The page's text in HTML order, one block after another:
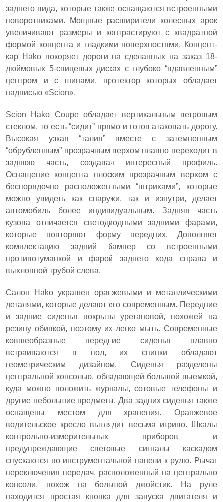
заднего вида, которые также оснащаются встроенными
поворотниками. Мощные расширители колесных арок
увеличивают размеры и контрастируют с квадратной
формой концепта и гладкими поверхностями. Концепт-
кар Hako покоряет дороги на сделанных на заказ 18-
дюймовых 5-спицевых дисках с глубоко “вдавленным”
центром и с шинами, протектор которых обладает
надписью «Scion».
Scion Hako Coupe обладает вертикальным ветровым
стеклом, то есть “сидит” прямо и готов атаковать дорогу.
Высокая узкая “талия” вместе с затемненным
“обрубленным” прозрачным верхом плавно переходит в
заднюю часть, создавая интересный профиль.
Оснащение концепта плоским прозрачным верхом с
беспорядочно расположенными “штрихами”, которые
можно увидеть как снаружи, так и изнутри, делает
автомобиль более индивидуальным. Задняя часть
кузова отличается светодиодными задними фарами,
которые повторяют форму передних. Дополняет
комплектацию задний бампер со встроенными
противотуманкой и фарой заднего хода справа и
выхлопной трубой слева.
Салон Hako украшен оранжевыми и металлическими
деталями, которые делают его современным. Передние
и задние сиденья покрыты уретановой, похожей на
резину обивкой, поэтому их легко мыть. Современные
ковшеобразные передние сиденья плавно
встраиваются в пол, их спинки обладают
геометрическим дизайном. Сиденья разделены
центральной консолью, обладающей большой выемкой,
куда можно положить журналы, сотовые телефоны и
другие небольшие предметы. Два задних сиденья также
оснащены местом для хранения. Оранжевое
водительское кресло выглядит весьма игриво. Шкалы
контрольно-измерительных приборов и
предупреждающие световые сигналы каскадом
спускаются по инструментальной панели к рулю. Рычаг
переключения передач, расположенный на центрально
консоли, похож на большой джойстик. На руле
находится простая кнопка для запуска двигателя и